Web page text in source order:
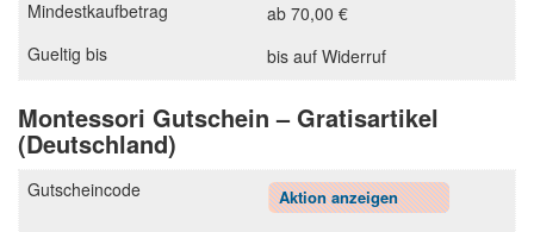
ab 70,00 €
bis auf Widerruf
Montessori Gutschein – Gratisartikel
(Deutschland)
Aktion anzeigen